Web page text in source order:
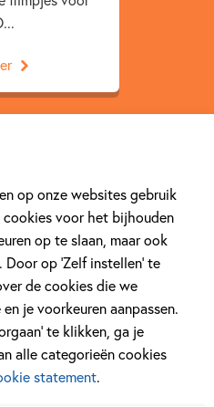
op onze websites gebruik
voor het bijhouden
op te slaan, maar ook
op ‘Zelf instellen’ te
de cookies die we
je voorkeuren aanpassen.
te klikken, ga je
alle categorieën cookies
statement.
artikelen
Achtergrond